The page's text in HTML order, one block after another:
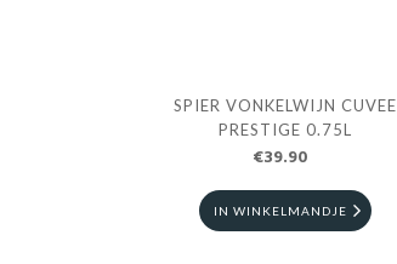
SPIER VONKELWIJN CUVEE
PRESTIGE 0.75L
€39.90
IN WINKELMANDJE